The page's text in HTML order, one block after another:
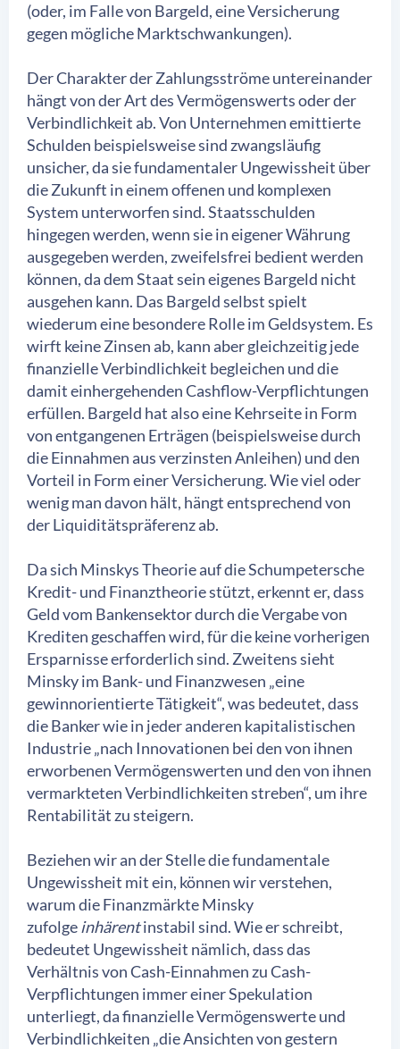
(oder, im Falle von Bargeld, eine Versicherung
gegen mögliche Marktschwankungen).
Der Charakter der Zahlungsströme untereinander
hängt von der Art des Vermögenswerts oder der
Verbindlichkeit ab. Von Unternehmen emittierte
Schulden beispielsweise sind zwangsläufig
unsicher, da sie fundamentaler Ungewissheit über
die Zukunft in einem offenen und komplexen
System unterworfen sind. Staatsschulden
hingegen werden, wenn sie in eigener Währung
ausgegeben werden, zweifelsfrei bedient werden
können, da dem Staat sein eigenes Bargeld nicht
ausgehen kann. Das Bargeld selbst spielt
wiederum eine besondere Rolle im Geldsystem. Es
wirft keine Zinsen ab, kann aber gleichzeitig jede
finanzielle Verbindlichkeit begleichen und die
damit einhergehenden Cashflow-Verpflichtungen
erfüllen. Bargeld hat also eine Kehrseite in Form
von entgangenen Erträgen (beispielsweise durch
die Einnahmen aus verzinsten Anleihen) und den
Vorteil in Form einer Versicherung. Wie viel oder
wenig man davon hält, hängt entsprechend von
der Liquiditätspräferenz ab.
Da sich Minskys Theorie auf die Schumpetersche
Kredit- und Finanztheorie stützt, erkennt er, dass
Geld vom Bankensektor durch die Vergabe von
Krediten geschaffen wird, für die keine vorherigen
Ersparnisse erforderlich sind. Zweitens sieht
Minsky im Bank- und Finanzwesen „eine
gewinnorientierte Tätigkeit“, was bedeutet, dass
die Banker wie in jeder anderen kapitalistischen
Industrie „nach Innovationen bei den von ihnen
erworbenen Vermögenswerten und den von ihnen
vermarkteten Verbindlichkeiten streben“, um ihre
Rentabilität zu steigern.
Beziehen wir an der Stelle die fundamentale
Ungewissheit mit ein, können wir verstehen,
warum die Finanzmärkte Minsky
zufolgeinhärentinstabil sind. Wie er schreibt,
bedeutet Ungewissheit nämlich, dass das
Verhältnis von Cash-Einnahmen zu Cash-
Verpflichtungen immer einer Spekulation
unterliegt, da finanzielle Vermögenswerte und
Verbindlichkeiten „die Ansichten von gestern